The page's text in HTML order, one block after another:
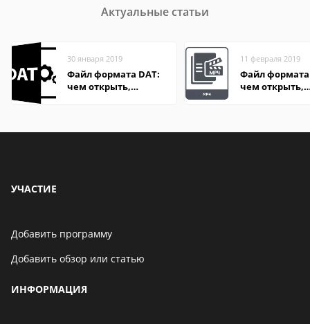
Актуальные статьи
30 января 2019
Файл формата DAT:
чем открыть,
11 февраля 2019
Файл формата
чем открыть,
УЧАСТИЕ
Добавить программу
Добавить обзор или статью
ИНФОРМАЦИЯ